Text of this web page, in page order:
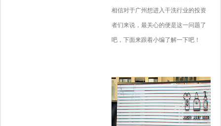
相信对于广州想进入干洗行业的投资
者们来说，最关心的便是这一问题了
吧，下面来跟着小编了解一下吧！